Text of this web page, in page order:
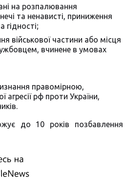
на розпалювання
та ненависті, приниження
гідності;
військової частини або місця
вчинене в умовах
правомірною,
агресії рф проти України,
до 10 років позбавлення